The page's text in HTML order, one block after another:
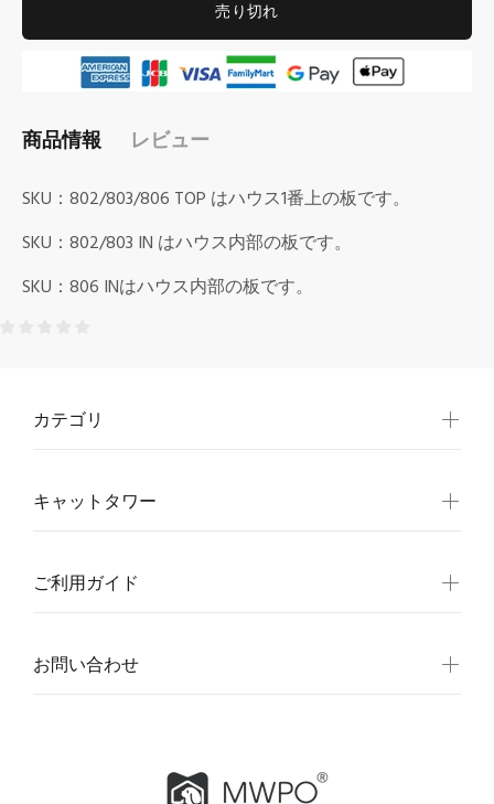
売り切れ
商品情報 レビュー
SKU：802/803/806 TOP はハウス1番上の板です。
SKU：802/803 IN はハウス内部の板です。
SKU：806 INはハウス内部の板です。
カテゴリ
キャットタワー
ご利用ガイド
お問い合わせ